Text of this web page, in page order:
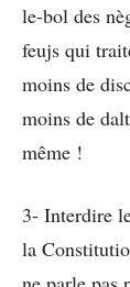
le-bol des
feujs qui
moins de
moins de
même !
3- Interdire
la